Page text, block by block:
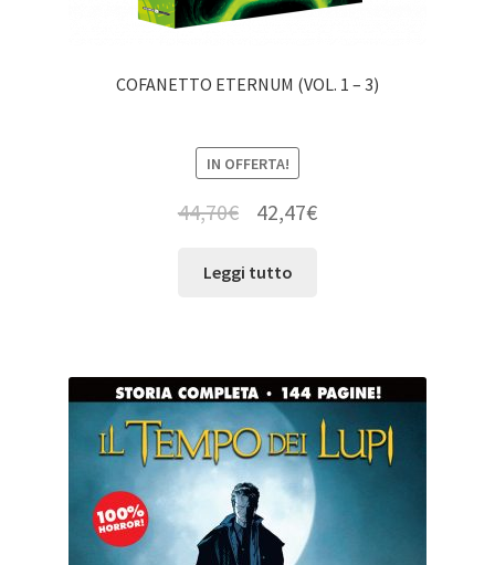
COFANETTO ETERNUM (VOL. 1 – 3)
IN OFFERTA!
44,70€ 42,47€
Leggi tutto